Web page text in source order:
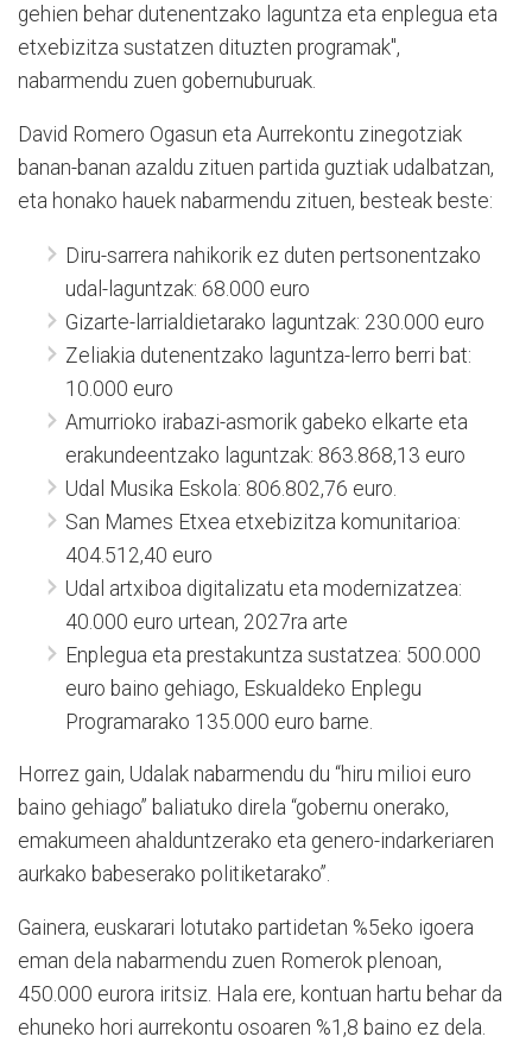
gehien behar dutenentzako laguntza eta enplegua eta
etxebizitza sustatzen dituzten programak",
nabarmendu zuen gobernuburuak.
David Romero Ogasun eta Aurrekontu zinegotziak
banan-banan azaldu zituen partida guztiak udalbatzan,
eta honako hauek nabarmendu zituen, besteak beste:
Diru-sarrera nahikorik ez duten pertsonentzako
udal-laguntzak: 68.000 euro
Gizarte-larrialdietarako laguntzak: 230.000 euro
Zeliakia dutenentzako laguntza-lerro berri bat:
10.000 euro
Amurrioko irabazi-asmorik gabeko elkarte eta
erakundeentzako laguntzak: 863.868,13 euro
Udal Musika Eskola: 806.802,76 euro.
San Mames Etxea etxebizitza komunitarioa:
404.512,40 euro
Udal artxiboa digitalizatu eta modernizatzea:
40.000 euro urtean, 2027ra arte
Enplegua eta prestakuntza sustatzea: 500.000
euro baino gehiago, Eskualdeko Enplegu
Programarako 135.000 euro barne.
Horrez gain, Udalak nabarmendu du “hiru milioi euro
baino gehiago” baliatuko direla “gobernu onerako,
emakumeen ahalduntzerako eta genero-indarkeriaren
aurkako babeserako politiketarako”.
Gainera, euskarari lotutako partidetan %5eko igoera
eman dela nabarmendu zuen Romerok plenoan,
450.000 eurora iritsiz. Hala ere, kontuan hartu behar da
ehuneko hori aurrekontu osoaren %1,8 baino ez dela.